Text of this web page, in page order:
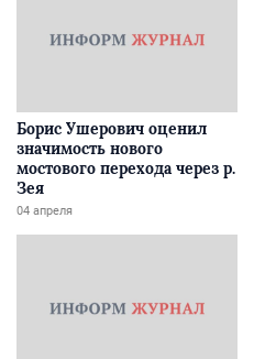
Борис Ушерович оценил
значимость нового
мостового перехода через р.
Зея
04 апреля